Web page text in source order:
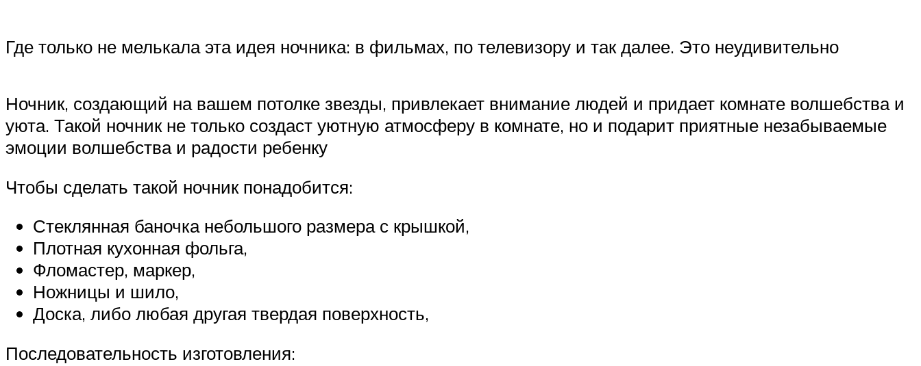
Где только не мелькала эта идея ночника: в фильмах, по телевизору и так далее. Это неудивительно
Ночник, создающий на вашем потолке звезды, привлекает внимание людей и придает комнате волшебства и
уюта. Такой ночник не только создаст уютную атмосферу в комнате, но и подарит приятные незабываемые
эмоции волшебства и радости ребенку
Чтобы сделать такой ночник понадобится:
Стеклянная баночка небольшого размера с крышкой,
Плотная кухонная фольга,
Фломастер, маркер,
Ножницы и шило,
Доска, либо любая другая твердая поверхность,
Последовательность изготовления: